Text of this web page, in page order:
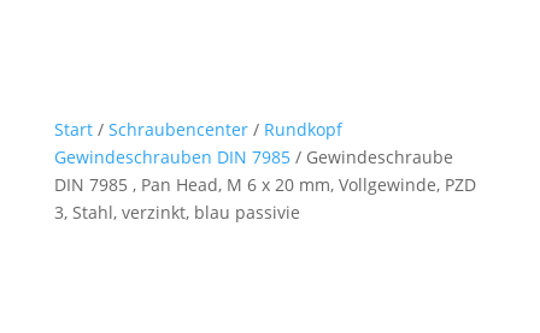
Start/ Schraubencenter/ Rundkopf
Gewindeschrauben DIN 7985/ Gewindeschraube
DIN 7985 , Pan Head, M 6 x 20 mm, Vollgewinde, PZD
3, Stahl, verzinkt, blau passivie